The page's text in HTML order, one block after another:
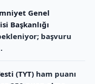
Genel
Başkanlığı
başvuru
(TYT) ham puanı